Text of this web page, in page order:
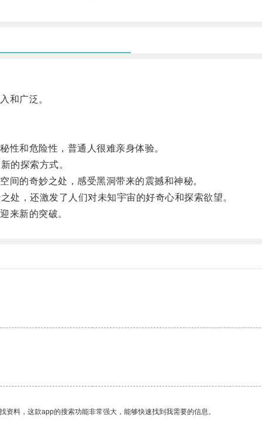
和广泛。
和危险性，普通人很难亲身体验。
探索方式。
的奇妙之处，感受黑洞带来的震撼和神秘。
，还激发了人们对未知宇宙的好奇心和探索欲望。
新的突破。
料，这款app的搜索功能非常强大，能够快速找到我需要的信息。